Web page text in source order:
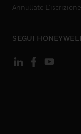
Annullate L’iscrizione
SEGUI HONEYWELL